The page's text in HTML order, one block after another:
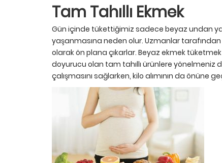
Tam Tahıllı Ekmek
Gün içinde tükettiğimiz sadece beyaz undan
yaşanmasına neden olur. Uzmanlar
olarak ön plana çıkarlar. Beyaz ekmek
doyurucu olan tam tahıllı ürünlere yönelmeniz
çalışmasını sağlarken, kilo alımının da önüne